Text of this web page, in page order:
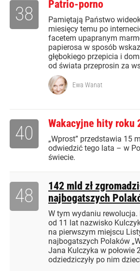
Patrio-porno
Pamiętają Państwo
miesięcy temu po
facetem upapranym
papierosa w sposób
głębokiego przepicia i
od świata przeprosin za
38
Ewa Wanat
Wakacyjne hity roku
„Wprost” przedstawia 15
odwiedzić tego lata – w
świecie.
40
142 mld zł
najbogatszych
W tym wydaniu rewolucja.
od 11 lat nazwisko
na pierwszym miejscu
najbogatszych Polaków
Jana Kulczyka w połowie
odziedziczyły po nim
48